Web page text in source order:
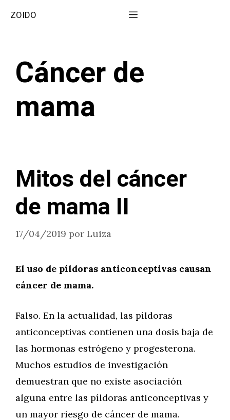
ZOIDO Menú
Cáncer de
mama
Mitos del cáncer
de mama II
17/04/2019 por Luiza
El uso de píldoras anticonceptivas causan
cáncer de mama.
Falso. En la actualidad, las píldoras
anticonceptivas contienen una dosis baja de
las hormonas estrógeno y progesterona.
Muchos estudios de investigación
demuestran que no existe asociación
alguna entre las píldoras anticonceptivas y
un mayor riesgo de cáncer de mama.